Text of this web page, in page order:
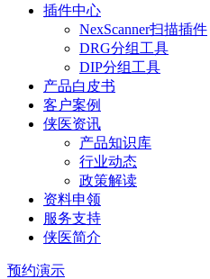
插件中心
NexScanner扫描插件
DRG分组工具
DIP分组工具
产品白皮书
客户案例
侠医资讯
产品知识库
行业动态
政策解读
资料申领
服务支持
侠医简介
预约演示